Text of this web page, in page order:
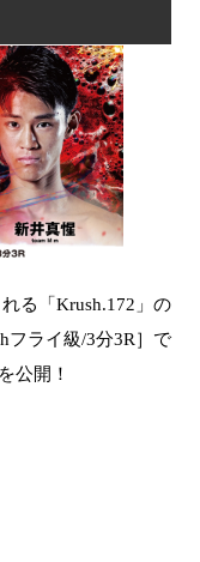
ไทย
る「Krush.172」の
フライ級/3分3R］で
公開！